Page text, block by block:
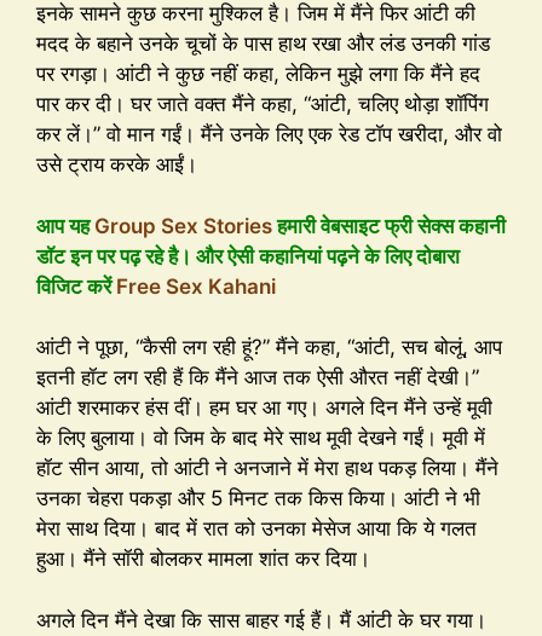
इनके सामने कुछ करना मुश्किल है। जिम में मैंने फिर आंटी की
मदद के बहाने उनके चूचों के पास हाथ रखा और लंड उनकी गांड
पर रगड़ा। आंटी ने कुछ नहीं कहा, लेकिन मुझे लगा कि मैंने हद
पार कर दी। घर जाते वक्त मैंने कहा, “आंटी, चलिए थोड़ा शॉपिंग
कर लें।” वो मान गईं। मैंने उनके लिए एक रेड टॉप खरीदा, और वो
उसे ट्राय करके आईं।
आप यहGroup Sex Storiesहमारी वेबसाइट फ्री सेक्स कहानी
डॉट इन पर पढ़ रहे है। और ऐसी कहानियां पढ़ने के लिए दोबारा
विजिट करेंFree Sex Kahani
आंटी ने पूछा, “कैसी लग रही हूं?” मैंने कहा, “आंटी, सच बोलूं, आप
इतनी हॉट लग रही हैं कि मैंने आज तक ऐसी औरत नहीं देखी।”
आंटी शरमाकर हंस दीं। हम घर आ गए। अगले दिन मैंने उन्हें मूवी
के लिए बुलाया। वो जिम के बाद मेरे साथ मूवी देखने गईं। मूवी में
हॉट सीन आया, तो आंटी ने अनजाने में मेरा हाथ पकड़ लिया। मैंने
उनका चेहरा पकड़ा और 5 मिनट तक किस किया। आंटी ने भी
मेरा साथ दिया। बाद में रात को उनका मेसेज आया कि ये गलत
हुआ। मैंने सॉरी बोलकर मामला शांत कर दिया।
अगले दिन मैंने देखा कि सास बाहर गई हैं। मैं आंटी के घर गया।